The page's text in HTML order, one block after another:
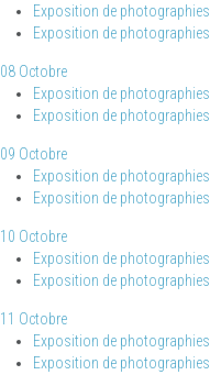
Exposition de photographies
Exposition de photographies
08 Octobre
Exposition de photographies
Exposition de photographies
09 Octobre
Exposition de photographies
Exposition de photographies
10 Octobre
Exposition de photographies
Exposition de photographies
11 Octobre
Exposition de photographies
Exposition de photographies